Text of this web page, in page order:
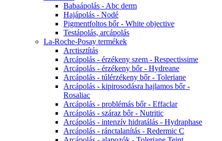
Babaápolás - Abc derm
Hajápolás - Nodé
Pigmentfoltos bőr - White objective
Testápolás, arcápolás
La-Roche-Posay termékek
Arctisztítás
Arcápolás - érzékeny szem - Respectissime
Arcápolás - érzékeny bőr - Hydreane
Arcápolás - túlérzékeny bőr - Toleriane
Arcápolás - kipirosodásra hajlamos bőr -
Rosaliac
Arcápolás - problémás bőr - Effaclar
Arcápolás - száraz bőr - Nutritic
Arcápolás - intenzív hidratálás - Hydraphase
Arcápolás - ránctalanítás - Redermic C